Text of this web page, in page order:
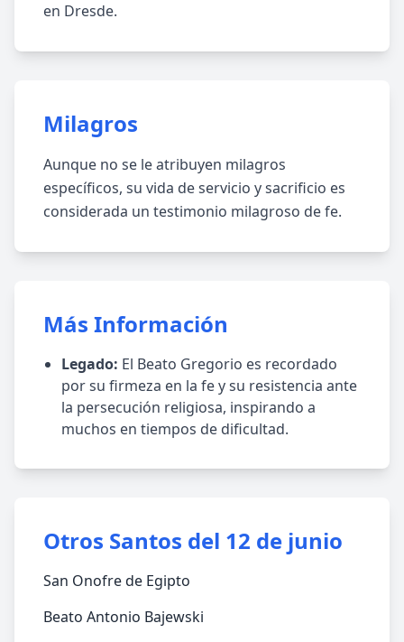
en Dresde.
Milagros
Aunque no se le atribuyen milagros
específicos, su vida de servicio y sacrificio es
considerada un testimonio milagroso de fe.
Más Información
Legado: El Beato Gregorio es recordado
por su firmeza en la fe y su resistencia ante
la persecución religiosa, inspirando a
muchos en tiempos de dificultad.
Otros Santos del 12 de junio
San Onofre de Egipto
Beato Antonio Bajewski